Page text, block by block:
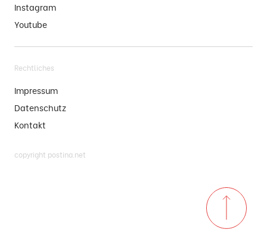
Instagram
Youtube
Rechtliches
Impressum
Datenschutz
Kontakt
copyright postina.net